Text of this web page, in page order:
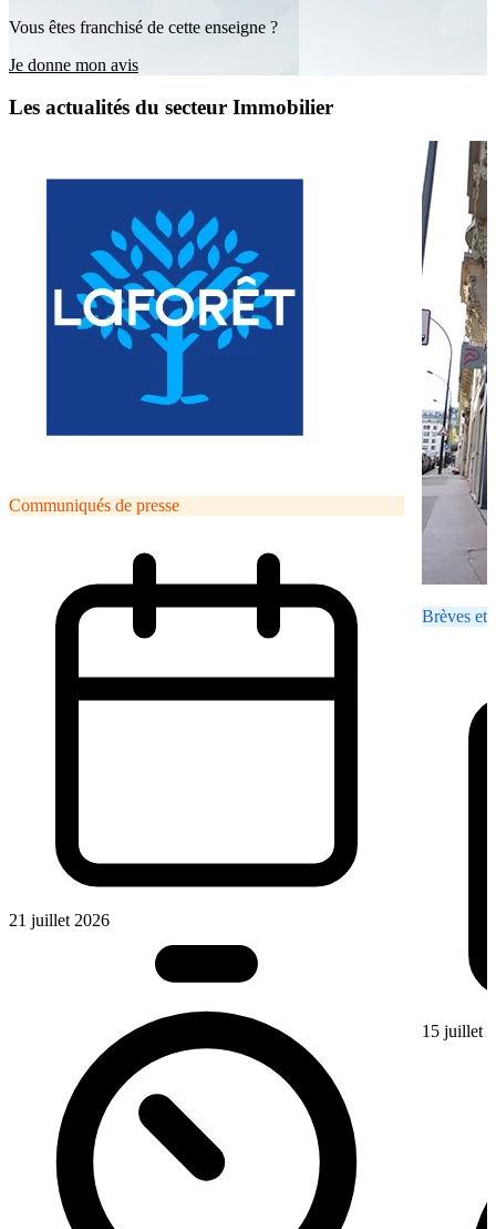
Vous êtes franchisé de cette enseigne ?
Je donne mon avis
Les actualités du secteur Immobilier
Communiqués de presse
21 juillet 2026
Brèves et
15 juillet